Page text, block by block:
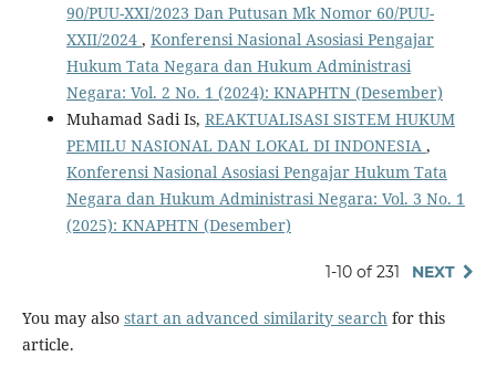
90/PUU-XXI/2023 Dan Putusan Mk Nomor 60/PUU-
XXII/2024 , Konferensi Nasional Asosiasi Pengajar
Hukum Tata Negara dan Hukum Administrasi
Negara: Vol. 2 No. 1 (2024): KNAPHTN (Desember)
Muhamad Sadi Is, REAKTUALISASI SISTEM HUKUM
PEMILU NASIONAL DAN LOKAL DI INDONESIA ,
Konferensi Nasional Asosiasi Pengajar Hukum Tata
Negara dan Hukum Administrasi Negara: Vol. 3 No. 1
(2025): KNAPHTN (Desember)
1-10 of 231 NEXT
You may also start an advanced similarity searchfor this
article.